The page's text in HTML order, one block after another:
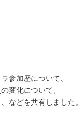
参加歴について、
変化について、
などを共有しました。